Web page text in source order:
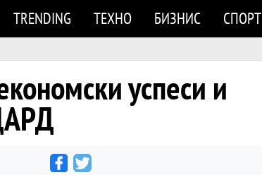
TRENDING ТЕХНО БИЗНИС СПОРТ
успеси и